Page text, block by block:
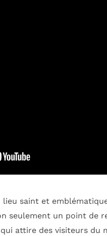
lieu saint et
seulement un point de
attire des visiteurs du